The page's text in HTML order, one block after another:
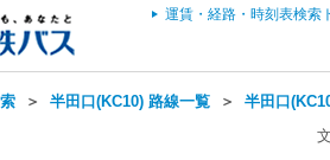
運賃・経路・時刻表検索
＞ 半田口(KC10) 路線一覧 ＞ 半田口